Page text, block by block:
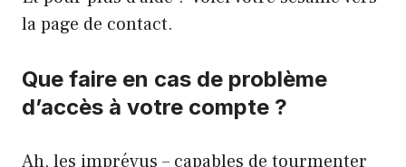
lapage de contact.
Que faire en cas de problème
d’accès à votre compte ?
Ah, les imprévus – capables de tourmenter